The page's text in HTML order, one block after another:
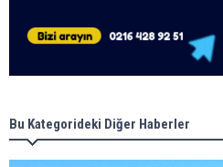
Bu Kategorideki Diğer Haberler